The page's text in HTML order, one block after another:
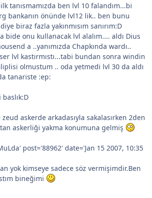
tanısmamızda ben lvl 10 falandım...bi
bankanın önünde lvl12 lik.. ben bunu
biraz fazla yakınmısım sanırım:D
bide onu kullanacak lvl alalım.... aldı Dius
a ..yanımızda Chapkında wardı..
lvl kastırmıstı...tabi bundan sonra windin
olmustum .. oda yetmedi lvl 30 da aldı
tanariste :ep:
askerde arkadasıyla sakalasırken 2den
askerliği yakma konumuna gelmiş
post='88962' date='Jan 15 2007, 10:35
yok kimseye sadece söz vermişimdir.Ben
bineğimi